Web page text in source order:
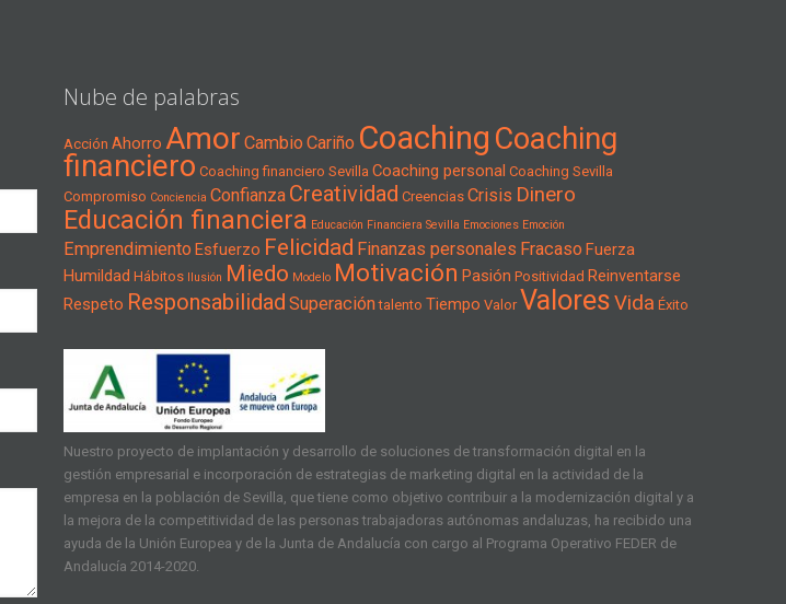
Nube de palabras
Acción Ahorro Amor Cambio Cariño Coaching Coaching
financiero Coaching financiero Sevilla Coaching personal Coaching Sevilla
Compromiso Conciencia Confianza Creatividad Creencias Crisis Dinero
Educación financiera Educación Financiera Sevilla Emociones Emoción
Emprendimiento Esfuerzo Felicidad Finanzas personales Fracaso Fuerza
Humildad Hábitos Ilusión Miedo Modelo Motivación Pasión Positividad Reinventarse
Respeto Responsabilidad Superación talento Tiempo Valor ValoresVida Éxito
Nuestro proyecto de implantación y desarrollo de soluciones de transformación digital en la
gestión empresarial e incorporación de estrategias de marketing digital en la actividad de la
empresa en la población de Sevilla, que tiene como objetivo contribuir a la modernización digital y a
la mejora de la competitividad de las personas trabajadoras autónomas andaluzas, ha recibido una
ayuda de la Unión Europea y de la Junta de Andalucía con cargo al Programa Operativo FEDER de
Andalucía 2014-2020.